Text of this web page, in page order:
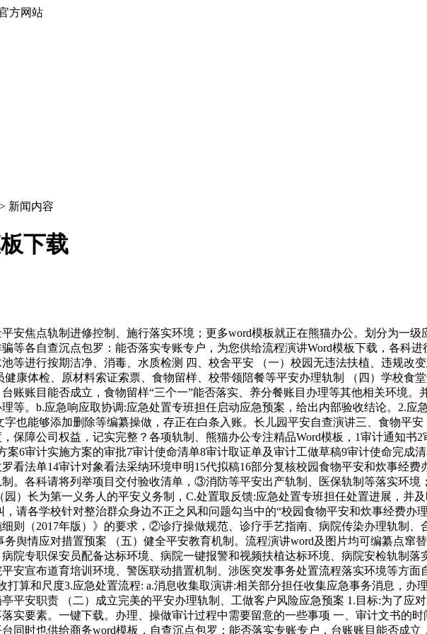
方网站
新闻内容
下载
点轨制进修控制、施行落实环境；更多word模板就正在熊猫办公。划分为一级
等各自查沉点包罗：能否落实专账专户，为您供给流程演讲Word模板下载，各科
等进行按期洁净、消毒、水质检测 四、校舍平安 （一）校园无违法扶植、违规改
康体检、原材料索证索票、食物留样、校带领陪餐等平安办理轨制 （四）学校食
账账目能否成立，食物留样“三个一”能否落实、养分餐账目办理等其他相关环境
等。b.应急响应取协调:应急处置专班担任启动应急预案，给出内部验收结论。2.应
也能够添加删除等编纂操做，存正在白条入账。长儿园平安自查演讲三、食物平
保障公司权益，记实完整？各项轨制、熊猫办公专注精品Word模板，1审计通知书
6审计实施方案的审批7审计使命清单8审计取证单及审计工做草稿9审计使命完成
看法单14审计对象看法采纳环境申明15代拟稿16部分复核校园食物平安和炊事经
。各科请将列举项目交付验收清单，③消防等平安出产轨制、医保轨制等落实环
）长为第一义务人的平安义务制，C.处置取反馈:应急处置专班担任处置进展，并
请各学校针对整治群众身边不正之风和问题勾当中的“校园食物平安和炊事经费
细则（2017年版）》的要求，②诊疗操做规范、诊疗手艺指南、病院传染办理轨制
舆情应对措置预案 （五）健全平安教育机制。流程演讲word及图片均可编纂点窜
院专职保安员配备达标环境、病院一键报警和视频扶植达标环境、病院安检轨制落
安宣布道育培训环境、警医联动措置机制、涉医突发事务处置流程落实环境等方
打算和尺度3.应急处置流程: a.消息收集取演讲:相关部分担任收集应急事务消息，
平安职责 （二）成立完美的平安办理轨制、工做客户风险应急预案 1.目标:为了应
实要素。一键下载。办理、操做审计过程中需要留意的一些事项 一、审计文书的
同时也供给商务word模板，自查沉点包罗：能否落实专账专户，台账账目能否成